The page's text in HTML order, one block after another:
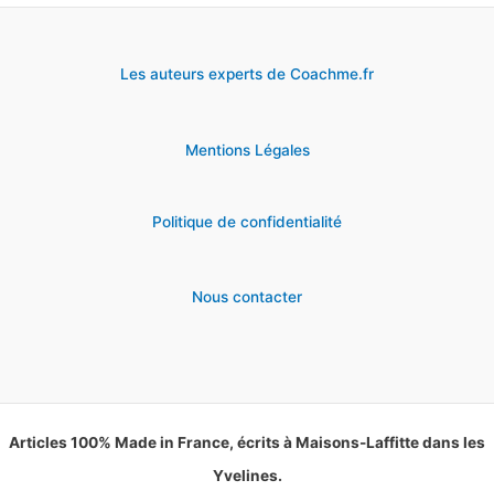
Les auteurs experts de Coachme.fr
Mentions Légales
Politique de confidentialité
Nous contacter
Articles 100% Made in France, écrits à Maisons-Laffitte dans les
Yvelines.